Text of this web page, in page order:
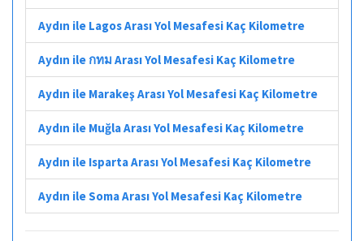
Aydın ile Lagos Arası Yol Mesafesi Kaç Kilometre
Aydın ile กทม Arası Yol Mesafesi Kaç Kilometre
Aydın ile Marakeş Arası Yol Mesafesi Kaç Kilometre
Aydın ile Muğla Arası Yol Mesafesi Kaç Kilometre
Aydın ile Isparta Arası Yol Mesafesi Kaç Kilometre
Aydın ile Soma Arası Yol Mesafesi Kaç Kilometre